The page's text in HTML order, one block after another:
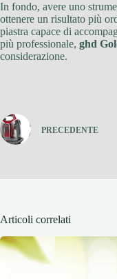
In fondo, avere uno
ottenere un risultato più
piastra capace di
più professionale, ghd
considerazione.
PRECEDENTE
Articoli correlati